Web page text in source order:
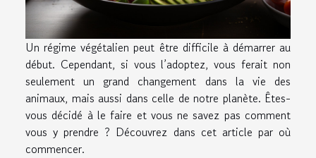
Un régime végétalien peut être difficile à démarrer au
début. Cependant, si vous l’adoptez, vous ferait non
seulement un grand changement dans la vie des
animaux, mais aussi dans celle de notre planète. Êtes-
vous décidé à le faire et vous ne savez pas comment
vous y prendre ? Découvrez dans cet article par où
commencer.